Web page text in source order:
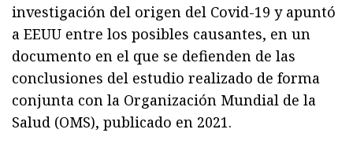
investigación del origen del Covid-19 y apuntó
a EEUU entre los posibles causantes, en un
documento en el que se defienden de las
conclusiones del estudio realizado de forma
conjunta con la Organización Mundial de la
Salud (OMS), publicado en 2021.